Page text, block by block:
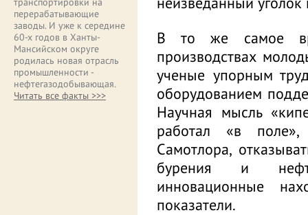
перерабатывающие
заводы. И уже к середине
60-х годов в Ханты-
Мансийском округе
родилась новая отрасль
промышленности -
нефтегазодобывающая.
Читать все факты >>>
В то же самое
производствах
ученые упорным
оборудованием
Научная мысль
работал «в поле»,
Самотлора,
бурения и
инновационные
показатели.